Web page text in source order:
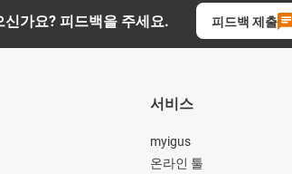
가요? 피드백을 주세요. 피드백 제출
서비스
myigus
온라인 툴